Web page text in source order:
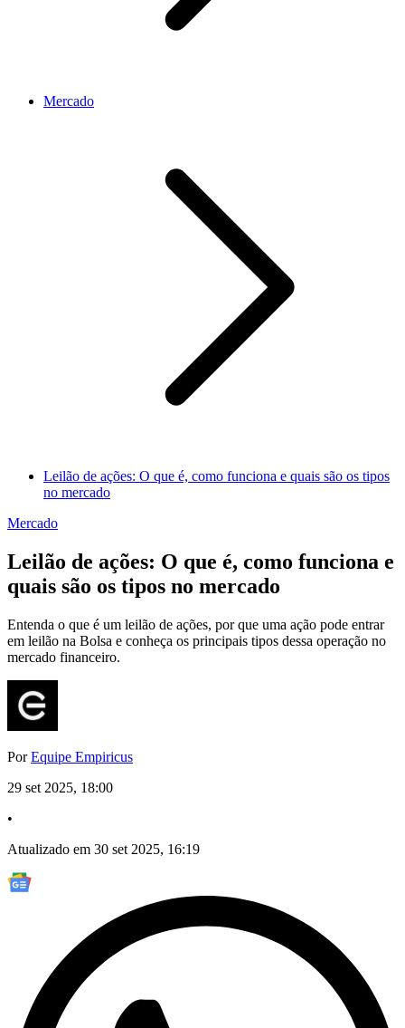
Mercado
Leilão de ações: O que é, como funciona e quais são os tipos
no mercado
Mercado
Leilão de ações: O que é, como funciona e
quais são os tipos no mercado
Entenda o que é um leilão de ações, por que uma ação pode entrar
em leilão na Bolsa e conheça os principais tipos dessa operação no
mercado financeiro.
PorEquipe Empiricus
29 set 2025, 18:00
•
Atualizado em 30 set 2025, 16:19